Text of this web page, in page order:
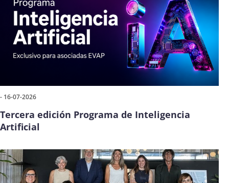
- 16-07-2026
Tercera edición Programa de Inteligencia
Artificial